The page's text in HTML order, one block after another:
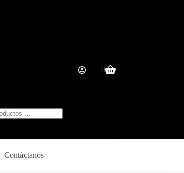
Carro
0
Contáctanos